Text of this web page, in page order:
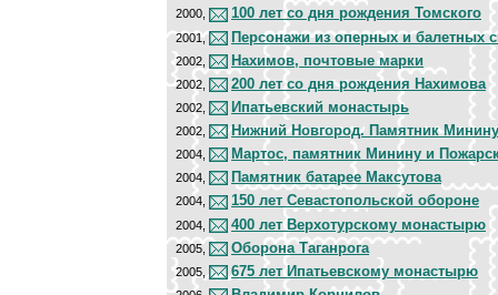
2000, 100 лет со дня рождения Томского
2001, Персонажи из оперных и балетных
2002, Нахимов, почтовые марки
2002, 200 лет со дня рождения Нахимова
2002, Ипатьевский монастырь
2002, Нижний Новгород. Памятник Минину
2004, Мартос, памятник Минину и
2004, Памятник батарее Максутова
2004, 150 лет Севастопольской обороне
2004, 400 лет Верхотурскому монастырю
2005, Оборона Таганрога
2005, 675 лет Ипатьевскому монастырю